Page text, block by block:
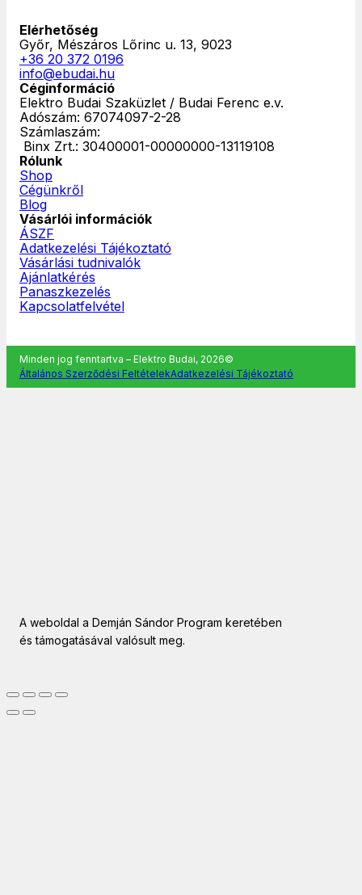
Elérhetőség
Győr, Mészáros Lőrinc u. 13, 9023
+36 20 372 0196
info@ebudai.hu
Céginformáció
Elektro Budai Szaküzlet / Budai Ferenc e.v.
Adószám: 67074097-2-28
Számlaszám:
‎ Binx Zrt.: 30400001-00000000-13119108
Rólunk
Shop
Cégünkről
Blog
Vásárlói információk
ÁSZF
Adatkezelési Tájékoztató
Vásárlási tudnivalók
Ajánlatkérés
Panaszkezelés
Kapcsolatfelvétel
Minden jog fenntartva – Elektro Budai, 2026©
Általános Szerződési FeltételekAdatkezelési Tájékoztató
A weboldal a Demján Sándor Program keretében
és támogatásával valósult meg.